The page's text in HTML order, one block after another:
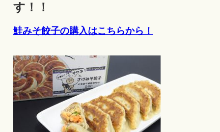
す！！
鮭みそ餃子の購入はこちらから！